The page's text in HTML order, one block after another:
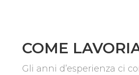
COME
Gli anni d’esperienza ci